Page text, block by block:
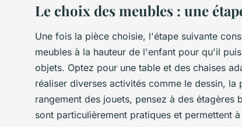
Le choix des meubles : une
Une fois la pièce choisie, l'étape suivante
meubles à la hauteur de l'enfant pour qu'il
objets. Optez pour une table et des chaises
réaliser diverses activités comme le dessin,
rangement des jouets, pensez à des étagères
sont particulièrement pratiques et permettent